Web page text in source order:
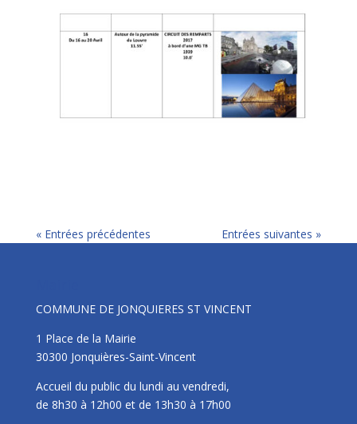
« Entrées précédentes Entrées suivantes »
COMMUNE DE JONQUIERES ST VINCENT
1 Place de la Mairie
30300 Jonquières-Saint-Vincent
Accueil du public du lundi au vendredi,
de 8h30 à 12h00 et de 13h30 à 17h00